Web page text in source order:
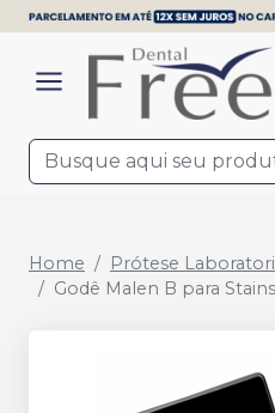
Home Prótese
Godê Malen B para